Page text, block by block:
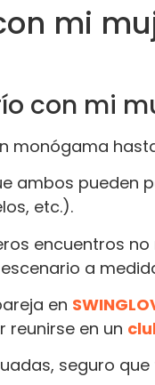
mi
con mi
monógama
ambos
etc.).
encuentros
a
en
en un
seguro